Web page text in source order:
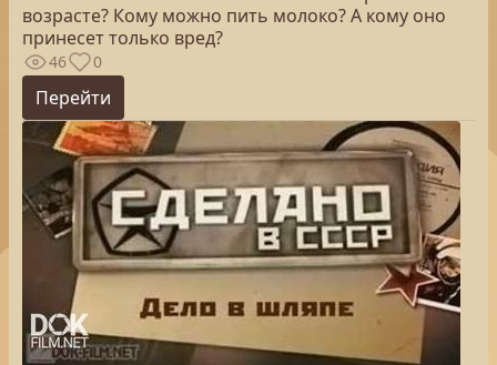
возрасте? Кому можно пить молоко? А кому оно
принесет только вред?
46 0
Перейти